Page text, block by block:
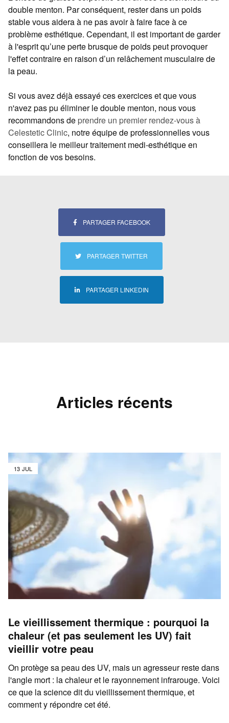
double menton. Par conséquent, rester dans un poids
stable vous aidera à ne pas avoir à faire face à ce
problème esthétique. Cependant, il est important de garder
à l'esprit qu’une perte brusque de poids peut provoquer
l'effet contraire en raison d’un relâchement musculaire de
la peau.
Si vous avez déjà essayé ces exercices et que vous
n'avez pas pu éliminer le double menton, nous vous
recommandons de prendre un premier rendez-vous à
Celestetic Clinic, notre équipe de professionnelles vous
conseillera le meilleur traitement medi-esthétique en
fonction de vos besoins.
PARTAGER FACEBOOK
PARTAGER TWITTER
PARTAGER LINKEDIN
Articles récents
13 JUL
Le vieillissement thermique : pourquoi la
chaleur (et pas seulement les UV) fait
vieillir votre peau
On protège sa peau des UV, mais un agresseur reste dans
l'angle mort : la chaleur et le rayonnement infrarouge. Voici
ce que la science dit du vieillissement thermique, et
comment y répondre cet été.